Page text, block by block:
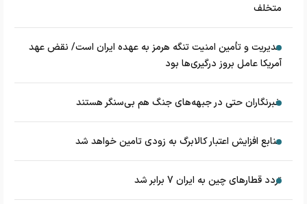
متخلف
مدیریت و تأمین امنیت تنگه هرمز به عهده ایران است/ نقض عهد
آمریکا عامل بروز درگیری‌ها بود
خبرنگاران حتی در جبهه‌های جنگ هم بی‌سنگر هستند
منابع افزایش اعتبار کالابرگ به زودی تامین خواهد شد
تردد قطارهای چین به ایران 7 برابر شد